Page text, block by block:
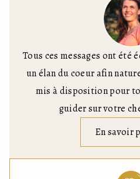
Tous ces messages ont été
un élan du coeur afin
mis à disposition pour
guider sur votre
En savoir